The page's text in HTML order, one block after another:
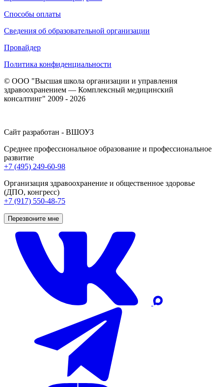
Способы оплаты
Сведения об образовательной организации
Провайдер
Политика конфиденциальности
© ООО "Высшая школа организации и управления
здравоохранением — Комплексный медицинский
консалтинг" 2009 - 2026
Сайт разработан - ВШОУЗ
Среднее профессиональное образование и профессиональное
развитие
+7 (495) 249-60-98
Организация здравоохранение и общественное здоровье
(ДПО, конгресс)
+7 (917) 550-48-75
Перезвоните мне